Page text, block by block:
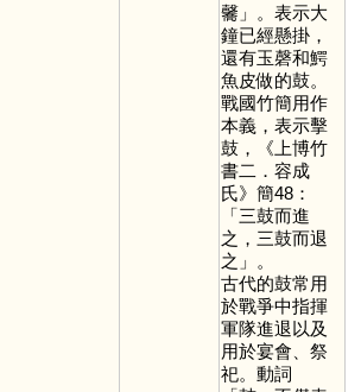
毊」。表示大
鐘已經懸掛，
還有玉磬和鰐
魚皮做的鼓。
戰國竹簡用作
本義，表示擊
鼓，《上博竹
書二．容成
氏》簡48：
「三鼓而進
之，三鼓而退
之」。
古代的鼓常用
於戰爭中指揮
軍隊進退以及
用於宴會、祭
祀。動詞